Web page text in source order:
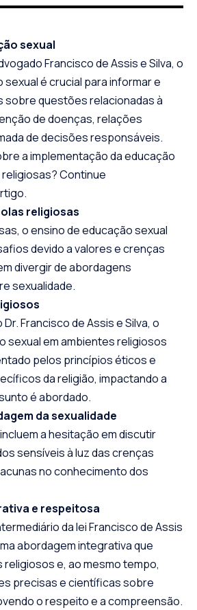
sexual
Francisco de Assis e Silva, o
é crucial para informar e
sobre questões relacionadas à
de doenças, relações
de decisões responsáveis.
a implementação da educação
Continue
religiosas
o ensino de educação sexual
devido a valores e crenças
divergir de abordagens
sexualidade.
Francisco de Assis e Silva, o
sexual em ambientes religiosos
pelos princípios éticos e
da religião, impactando a
é abordado.
da sexualidade
a hesitação em discutir
sensíveis à luz das crenças
no conhecimento dos
e respeitosa
da lei Francisco de Assis
abordagem integrativa que
e, ao mesmo tempo,
precisas e científicas sobre
o respeito e a compreensão.